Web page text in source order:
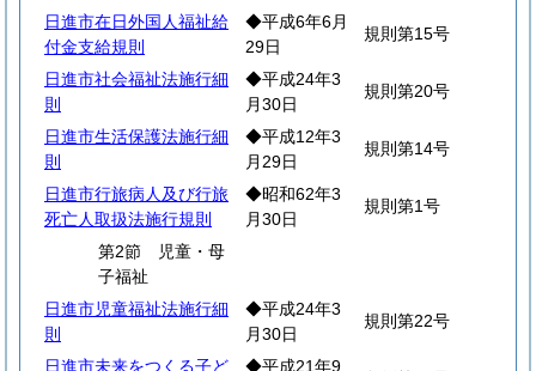
日進市在日外国人福祉給
付金支給規則
◆平成6年6月
29日
規則第15号
日進市社会福祉法施行細
則
◆平成24年3
月30日
規則第20号
日進市生活保護法施行細
則
◆平成12年3
月29日
規則第14号
日進市行旅病人及び行旅
死亡人取扱法施行規則
◆昭和62年3
月30日
規則第1号
第2節 児童・母
子福祉
日進市児童福祉法施行細
則
◆平成24年3
月30日
規則第22号
日進市未来をつくる子ど
◆平成21年9